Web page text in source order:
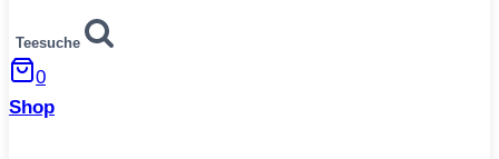
Teesuche
0
Shop